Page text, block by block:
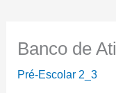
Banco de
Pré-Escolar 2_3